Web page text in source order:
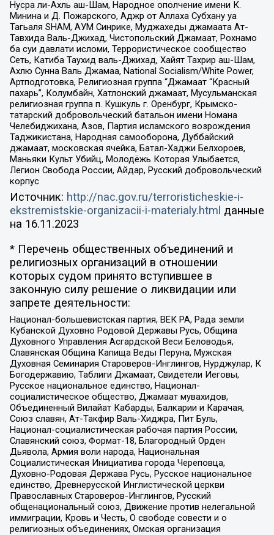
Нусра ли-Ахль аш-Шам, Народное ополчение имени К.
Минина и Д. Пожарского, Аджр от Аллаха Субхану уа
Тагьаля SHAM, АУМ Синрике, Муджахеды джамаата Ат-
Тавхида Валь-Джихад, Чистопольский Джамаат, Рохнамо
ба суи давлати исломи, Террористическое сообщество
Сеть, Катиба Таухид валь-Джихад, Хайят Тахрир аш-Шам,
Ахлю Сунна Валь Джамаа, National Socialism/White Power,
Артподготовка, Религиозная группа “Джамаат “Красный
пахарь”, Колумбайн, Хатлонский джамаат, Мусульманская
религиозная группа п. Кушкуль г. Оренбург, Крымско-
татарский добровольческий батальон имени Номана
Челебиджихана, Азов, Партия исламского возрождения
Таджикистана, Народная самооборона, Дуббайский
джамаат, московская ячейка, Батал-Хаджи Белхороев,
Маньяки Культ Убийц, Молодёжь Которая Улыбается,
Легион Свобода России, Айдар, Русский добровольческий
корпус
Источник: http://nac.gov.ru/terroristicheskie-i-
ekstremistskie-organizacii-i-materialy.html данные
на 16.11.2023
* Перечень общественных объединений и
религиозных организаций в отношении
которых судом принято вступившее в
законную силу решение о ликвидации или
запрете деятельности:
Национал-большевистская партия, ВЕК РА, Рада земли
Кубанской Духовно Родовой Державы Русь, Община
Духовного Управления Асгардской Веси Беловодья,
Славянская Община Капища Веды Перуна, Мужская
Духовная Семинария Староверов-Инглингов, Нурджулар, К
Богодержавию, Таблиги Джамаат, Свидетели Иеговы,
Русское национальное единство, Национал-
социалистическое общество, Джамаат мувахидов,
Объединенный Вилайат Кабарды, Балкарии и Карачая,
Союз славян, Ат-Такфир Валь-Хиджра, Пит Буль,
Национал-социалистическая рабочая партия России,
Славянский союз, Формат-18, Благородный Орден
Дьявола, Армия воли народа, Национальная
Социалистическая Инициатива города Череповца,
Духовно-Родовая Держава Русь, Русское национальное
единство, Древнерусской Инглистической церкви
Православных Староверов-Инглингов, Русский
общенациональный союз, Движение против нелегальной
иммиграции, Кровь и Честь, О свободе совести и о
религиозных объединениях, Омская организация